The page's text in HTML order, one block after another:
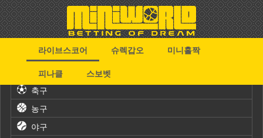
라이브스코어 슈렉갑오
미니홀짝
피나클
스보벳
축구
농구
야구